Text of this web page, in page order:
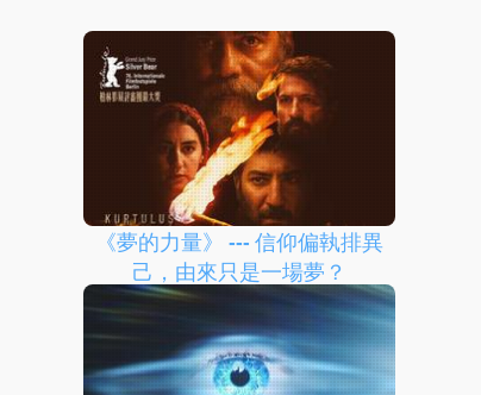
《夢的力量》 --- 信仰偏執排異
己，由來只是一場夢？